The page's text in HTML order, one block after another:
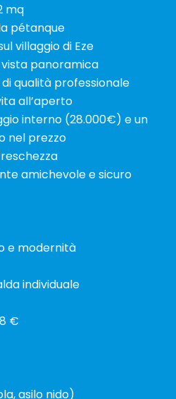
mq
pétanque
villaggio di Eze
panoramica
qualità professionale
all’aperto
interno (28.000€) e un
nel prezzo
amichevole e sicuro
e modernità
individuale
€
asilo nido)